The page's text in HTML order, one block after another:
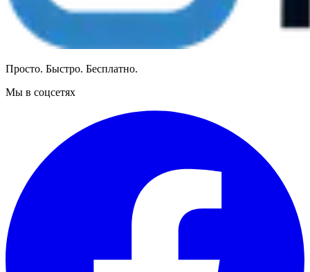
Просто. Быстро. Бесплатно.
Мы в соцсетях